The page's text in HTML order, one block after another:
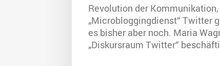
Revolution der
„Microbloggingdienst“ Twitter
es bisher aber noch. Maria
„Diskursraum Twitter“